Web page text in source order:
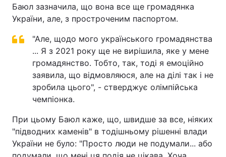
Баюл зазначила, що вона все ще громадянка
України, але, з простроченим паспортом.
"Але, щодо мого українського громадянства
... Я з 2021 року ще не вирішила, яке у мене
громадянство. Тобто, так, тоді я емоційно
заявила, що відмовляюся, але на ділі так і не
зробила цього", - стверджує олімпійська
чемпіонка.
При цьому Баюл каже, що, швидше за все, ніяких
"підводних каменів" в тодішньому рішенні влади
України не було: "Просто люди не подумали... або